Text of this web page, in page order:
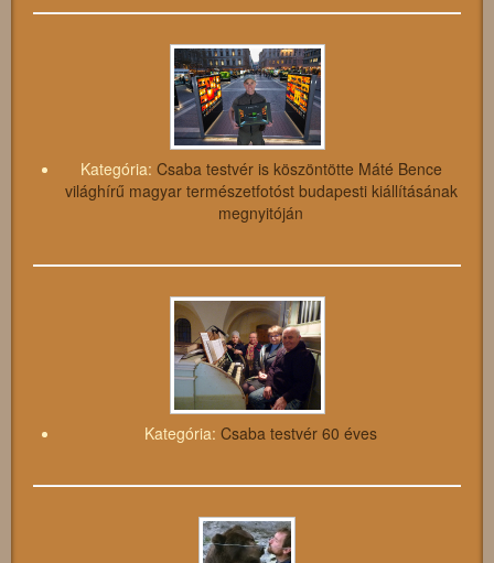
Kategória: Csaba testvér is köszöntötte Máté Bence
világhírű magyar természetfotóst budapesti kiállításának
megnyitóján
Kategória: Csaba testvér 60 éves